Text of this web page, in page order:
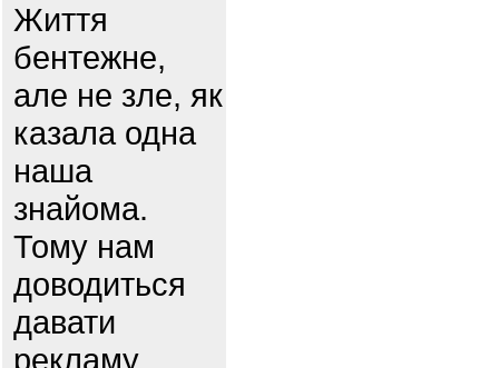
Життя
бентежне,
але не зле, як
казала одна
наша
знайома.
Тому нам
доводиться
давати
рекламу